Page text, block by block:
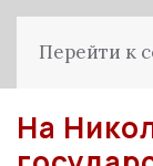
Перейти к
На